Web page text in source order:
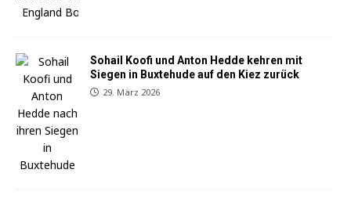
Sohail Koofi und Anton Hedde kehren mit
Siegen in Buxtehude auf den Kiez zurück
29. März 2026